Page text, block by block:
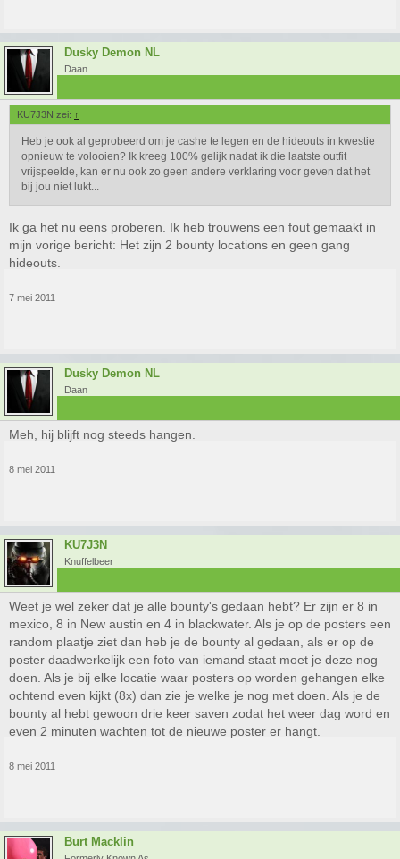
Dusky Demon NL
Daan
KU7J3N zei: ↑
Heb je ook al geprobeerd om je cashe te legen en de hideouts in kwestie
opnieuw te volooien? Ik kreeg 100% gelijk nadat ik die laatste outfit
vrijspeelde, kan er nu ook zo geen andere verklaring voor geven dat het
bij jou niet lukt...
Ik ga het nu eens proberen. Ik heb trouwens een fout gemaakt in
mijn vorige bericht: Het zijn 2 bounty locations en geen gang
hideouts.
7 mei 2011
Dusky Demon NL
Daan
Meh, hij blijft nog steeds hangen.
8 mei 2011
KU7J3N
Knuffelbeer
Weet je wel zeker dat je alle bounty's gedaan hebt? Er zijn er 8 in
mexico, 8 in New austin en 4 in blackwater. Als je op de posters een
random plaatje ziet dan heb je de bounty al gedaan, als er op de
poster daadwerkelijk een foto van iemand staat moet je deze nog
doen. Als je bij elke locatie waar posters op worden gehangen elke
ochtend even kijkt (8x) dan zie je welke je nog met doen. Als je de
bounty al hebt gewoon drie keer saven zodat het weer dag word en
even 2 minuten wachten tot de nieuwe poster er hangt.
8 mei 2011
Burt Macklin